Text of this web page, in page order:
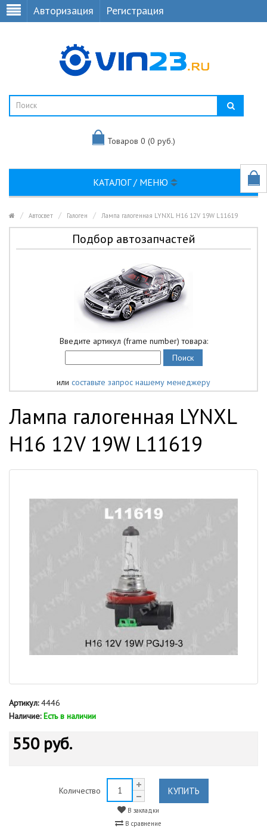
Авторизация Регистрация
Товаров 0 (0 руб.)
КАТАЛОГ / МЕНЮ
Автосвет Галоген Лампа галогенная LYNXL H16 12V 19W L11619
Подбор автозапчастей
Введите артикул (frame number) товара:
или составьте запрос нашему менеджеру
Лампа галогенная LYNXL
H16 12V 19W L11619
Артикул:4446
Наличие: Есть в наличии
550 руб.
Количество КУПИТЬ
В закладки
В сравнение